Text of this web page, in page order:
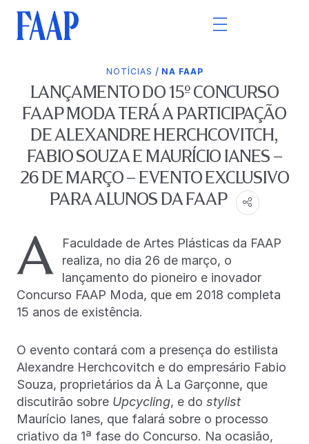
NOTÍCIAS / NA FAAP
LANÇAMENTO DO 15º CONCURSO
FAAP MODA TERÁ A PARTICIPAÇÃO
DE ALEXANDRE HERCHCOVITCH,
FABIO SOUZA E MAURÍCIO IANES –
26 DE MARÇO – EVENTO EXCLUSIVO
PARA ALUNOS DA FAAP
A
Faculdade de Artes Plásticas da FAAP
realiza, no dia 26 de março, o
lançamento do pioneiro e inovador
Concurso FAAP Moda, que em 2018 completa
15 anos de existência.
O evento contará com a presença do estilista
Alexandre Herchcovitch e do empresário Fabio
Souza, proprietários da À La Garçonne, que
discutirão sobre Upcycling, e do stylist
Maurício Ianes, que falará sobre o processo
criativo da 1ª fase do Concurso. Na ocasião,